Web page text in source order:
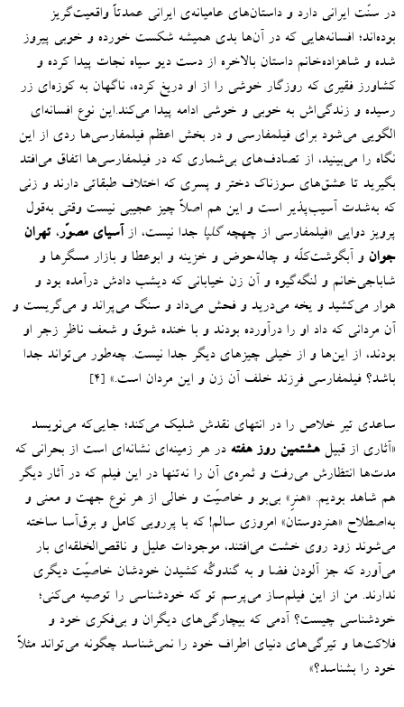
در سنّت ایرانی دارد و داستان‌های عامیانه‌ی ایرانی عمدتاً واقعیت‌گریز
بوده‌اند؛ افسانه‌هایی که در آن‌ها بدی همیشه شکست خورده و خوبی پیروز
شده و شاهزاده‌خانم داستان بالاخره از دست دیو سیاه نجات پیدا کرده و
کشاورز فقیری که روزگار خوشی را از او دریغ کرده، ناگهان به کوزه‌ای زر
رسیده و زندگی‌اش به خوبی و خوشی ادامه پیدا می‌کند.این نوع افسانه‌ای
الگویی می‌شود برای فیلمفارسی و در بخش اعظم فیلمفارسی‌ها ردی از این
نگاه را می‌بینید، از تصادف‌های بی‌شماری که در فیلمفارسی‌ها اتفاق می‌افتد
بگیرید تا عشق‌های سوزناک دختر و پسری که اختلاف طبقاتی دارند و زنی
که به‌شدت آسیب‌پذیر است و این هم اصلاً چیز عجیبی نیست وقتی به‌قول
پرویز دوایی «فیلمفارسی از چهچهگلپا جدا نیست، ازآسیای مصوّر،تهران
جوان و آبگوشت‌کلّه و چاله‌حوض و خزینه و ابوعطا و بازار مسگرها و
شاباجی‌خانم و لنگه‌گیوه و آن زن خیابانی که دیشب دادش درآمده بود و
هوار می‌کشید و یخه می‌درید و فحش می‌داد و سنگ می‌پراند و می‌گریست و
آن مردانی که داد او را درآورده بودند و با خنده شوق و شعف ناظر زجر او
بودند، از این‌ها و از خیلی چیزهای دیگر جدا نیست. چه‌طور می‌تواند جدا
باشد؟ فیلمفارسی فرزند خلف آن زن و این مردان است.»
[۴]
ساعدی تیر خلاص را در انتهای نقدش شلیک می‌کند؛ جایی‌که می‌نویسد
«آثاری از قبیلهشتمین روز هفته در هر زمینه‌ای نشانه‌ای است از بحرانی که
مدت‌ها انتظارش می‌رفت و ثمره‌ی آن را نه‌تنها در این فیلم که در آثار دیگر
هم شاهد بودیم. «هنرِ » بی‌بو و خاصیّت و خالی از هر نوع جهت و معنی و
به‌اصطلاح «هنردوستان» امروزی سالم! که با پررویی کامل و برق‌آسا ساخته
می‌شوند زود روی خشت می‌افتند، موجودات علیل و ناقص‌الخلقه‌ای بار
می‌آورد که جز آلودن فضا و به گندوگُه کشیدن خودشان خاصیّت دیگری
ندارند. من از این فیلم‌ساز می‌پرسم تو که خودشناسی را توصیه می‌کنی؛
خودشناسی چیست؟ آدمی که بیچارگی‌های دیگران و بی‌فکری خود و
فلاکت‌ها و تیرگی‌های دنیای اطراف خود را نمی‌شناسد چگونه می‌تواند مثلاً
خود را بشناسد؟»